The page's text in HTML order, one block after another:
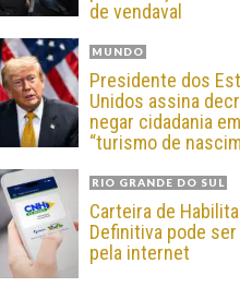
de vendaval
MUNDO
Presidente dos
Unidos assina
negar cidadania
“turismo de
RIO GRANDE DO SUL
Carteira de
Definitiva pode
pela internet